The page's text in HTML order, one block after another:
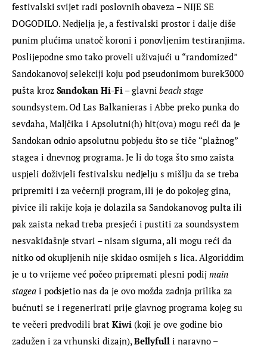
festivalski svijet radi poslovnih obaveza – NIJE SE
DOGODILO. Nedjelja je, a festivalski prostor i dalje diše
punim plućima unatoč koroni i ponovljenim testiranjima.
Poslijepodne smo tako proveli uživajući u “randomized”
Sandokanovoj selekciji koju pod pseudonimom burek3000
pušta kroz Sandokan Hi-Fi – glavni beach stage
soundsystem. Od Las Balkanieras i Abbe preko punka do
sevdaha, Maljčika i Apsolutni(h) hit(ova) mogu reći da je
Sandokan odnio apsolutnu pobjedu što se tiče “plažnog”
stagea i dnevnog programa. Je li do toga što smo zaista
uspjeli doživjeli festivalsku nedjelju s mišlju da se treba
pripremiti i za večernji program, ili je do pokojeg gina,
pivice ili rakije koja je dolazila sa Sandokanovog pulta ili
pak zaista nekad treba presjeći i pustiti za soundsystem
nesvakidašnje stvari – nisam sigurna, ali mogu reći da
nitko od okupljenih nije skidao osmijeh s lica. Algoriddim
je u to vrijeme već počeo pripremati plesni podij main
stagea i podsjetio nas da je ovo možda zadnja prilika za
bućnuti se i regenerirati prije glavnog programa kojeg su
te večeri predvodili brat Kiwi (koji je ove godine bio
zadužen i za vrhunski dizajn), Bellyfull i naravno –